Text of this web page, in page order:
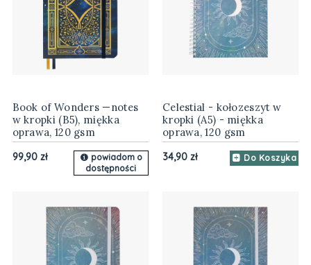
Book of Wonders —notes
w kropki (B5), miękka
oprawa, 120 gsm
99,90 zł
powiadom o
dostępności
Celestial - kołozeszyt w
kropki (A5) - miękka
oprawa, 120 gsm
34,90 zł Do Koszyka